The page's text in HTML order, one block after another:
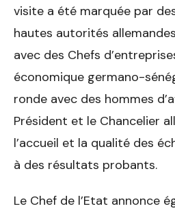
visite a été marquée par
hautes autorités
avec des Chefs
économique germano-
ronde avec des hommes
Président et le Chancelier
l’accueil et la qualité des
à des résultats probants.
Le Chef de l’Etat annonce